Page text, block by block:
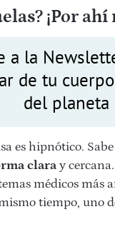
¡Por ahí
a la
de tu
del planeta
es hipnótico.
clara y
médicos más
tiempo, uno